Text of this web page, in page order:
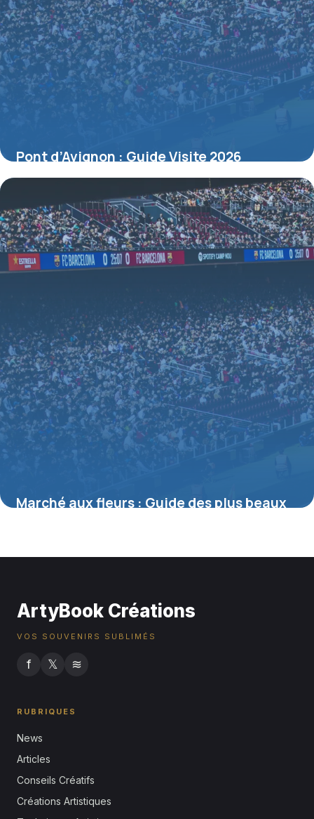
Pont d’Avignon : Guide Visite 2026
4 juillet 2026
Marché aux fleurs : Guide des plus beaux
ArtyBook Créations
VOS SOUVENIRS SUBLIMÉS
f 𝕏 ≋
RUBRIQUES
News
Articles
Conseils Créatifs
Créations Artistiques